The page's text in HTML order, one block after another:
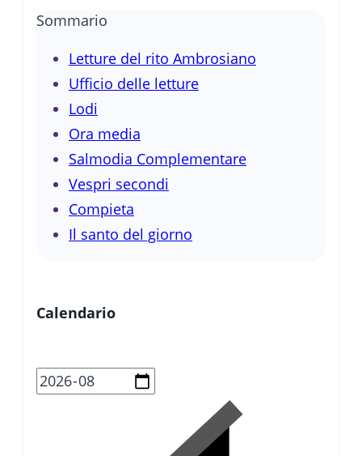
Sommario
Letture del rito Ambrosiano
Ufficio delle letture
Lodi
Ora media
Salmodia Complementare
Vespri secondi
Compieta
Il santo del giorno
Calendario